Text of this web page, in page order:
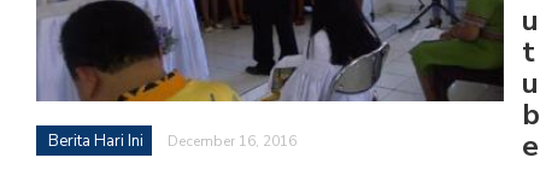
Berita Hari Ini December 16, 2016
u
t
u
b
e